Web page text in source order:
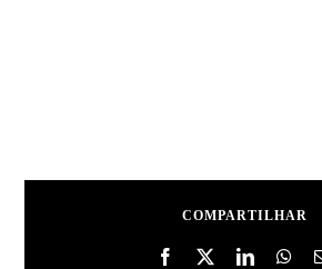
COMPARTILHAR